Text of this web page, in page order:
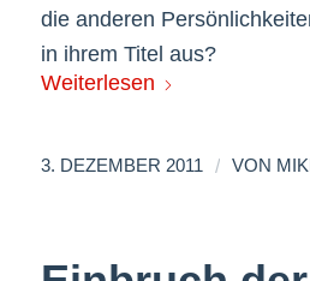
die anderen
in ihrem Titel aus?
Weiterlesen
3. DEZEMBER 2011 / VON